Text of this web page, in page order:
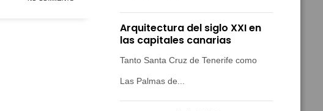
Arquitectura del siglo XXI en
las capitales canarias
Tanto Santa Cruz de Tenerife como
Las Palmas de...